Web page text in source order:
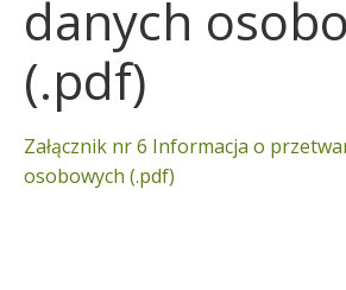
danych
(.pdf)
Załącznik nr 6 Informacja o
osobowych (.pdf)